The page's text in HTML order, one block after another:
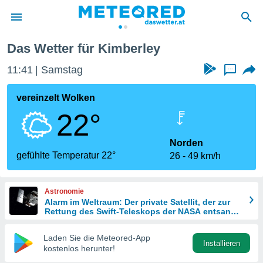
wurde
dass
sind.
diese
Das Wetter für Kimberley
11:41 Samstag ...
vereinzelt Wolken
22°
gefühlte Temperatur 22°
Norden
26
49 km/h
Astronomie
Alarm im Weltraum: Der private Satellit, der zur
Rettung des Swift-Teleskops der NASA entsandt
Laden Sie die Meteored-App
kostenlos herunter!
Installieren